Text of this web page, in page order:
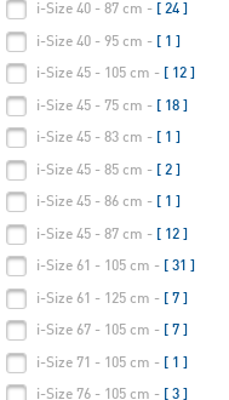
i-Size 40 - 87 cm - [ 24 ]
i-Size 40 - 95 cm - [ 1 ]
i-Size 45 - 105 cm - [ 12 ]
i-Size 45 - 75 cm - [ 18 ]
i-Size 45 - 83 cm - [ 1 ]
i-Size 45 - 85 cm - [ 2 ]
i-Size 45 - 86 cm - [ 1 ]
i-Size 45 - 87 cm - [ 12 ]
i-Size 61 - 105 cm - [ 31 ]
i-Size 61 - 125 cm - [ 7 ]
i-Size 67 - 105 cm - [ 7 ]
i-Size 71 - 105 cm - [ 1 ]
i-Size 76 - 105 cm - [ 3 ]